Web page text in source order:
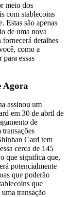
meio dos
com stablecoins
Estas são apenas
de uma nova
detalhes
como a
para essas
Agora
assinou um
em 30 de abril de
de
Card tem
cerca de 145
que significa que,
potencialmente
que poderão
que
transação